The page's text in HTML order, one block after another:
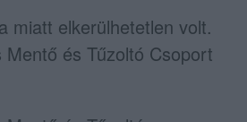
miatt elkerülhetetlen volt.
Mentő és Tűzoltó Csoport